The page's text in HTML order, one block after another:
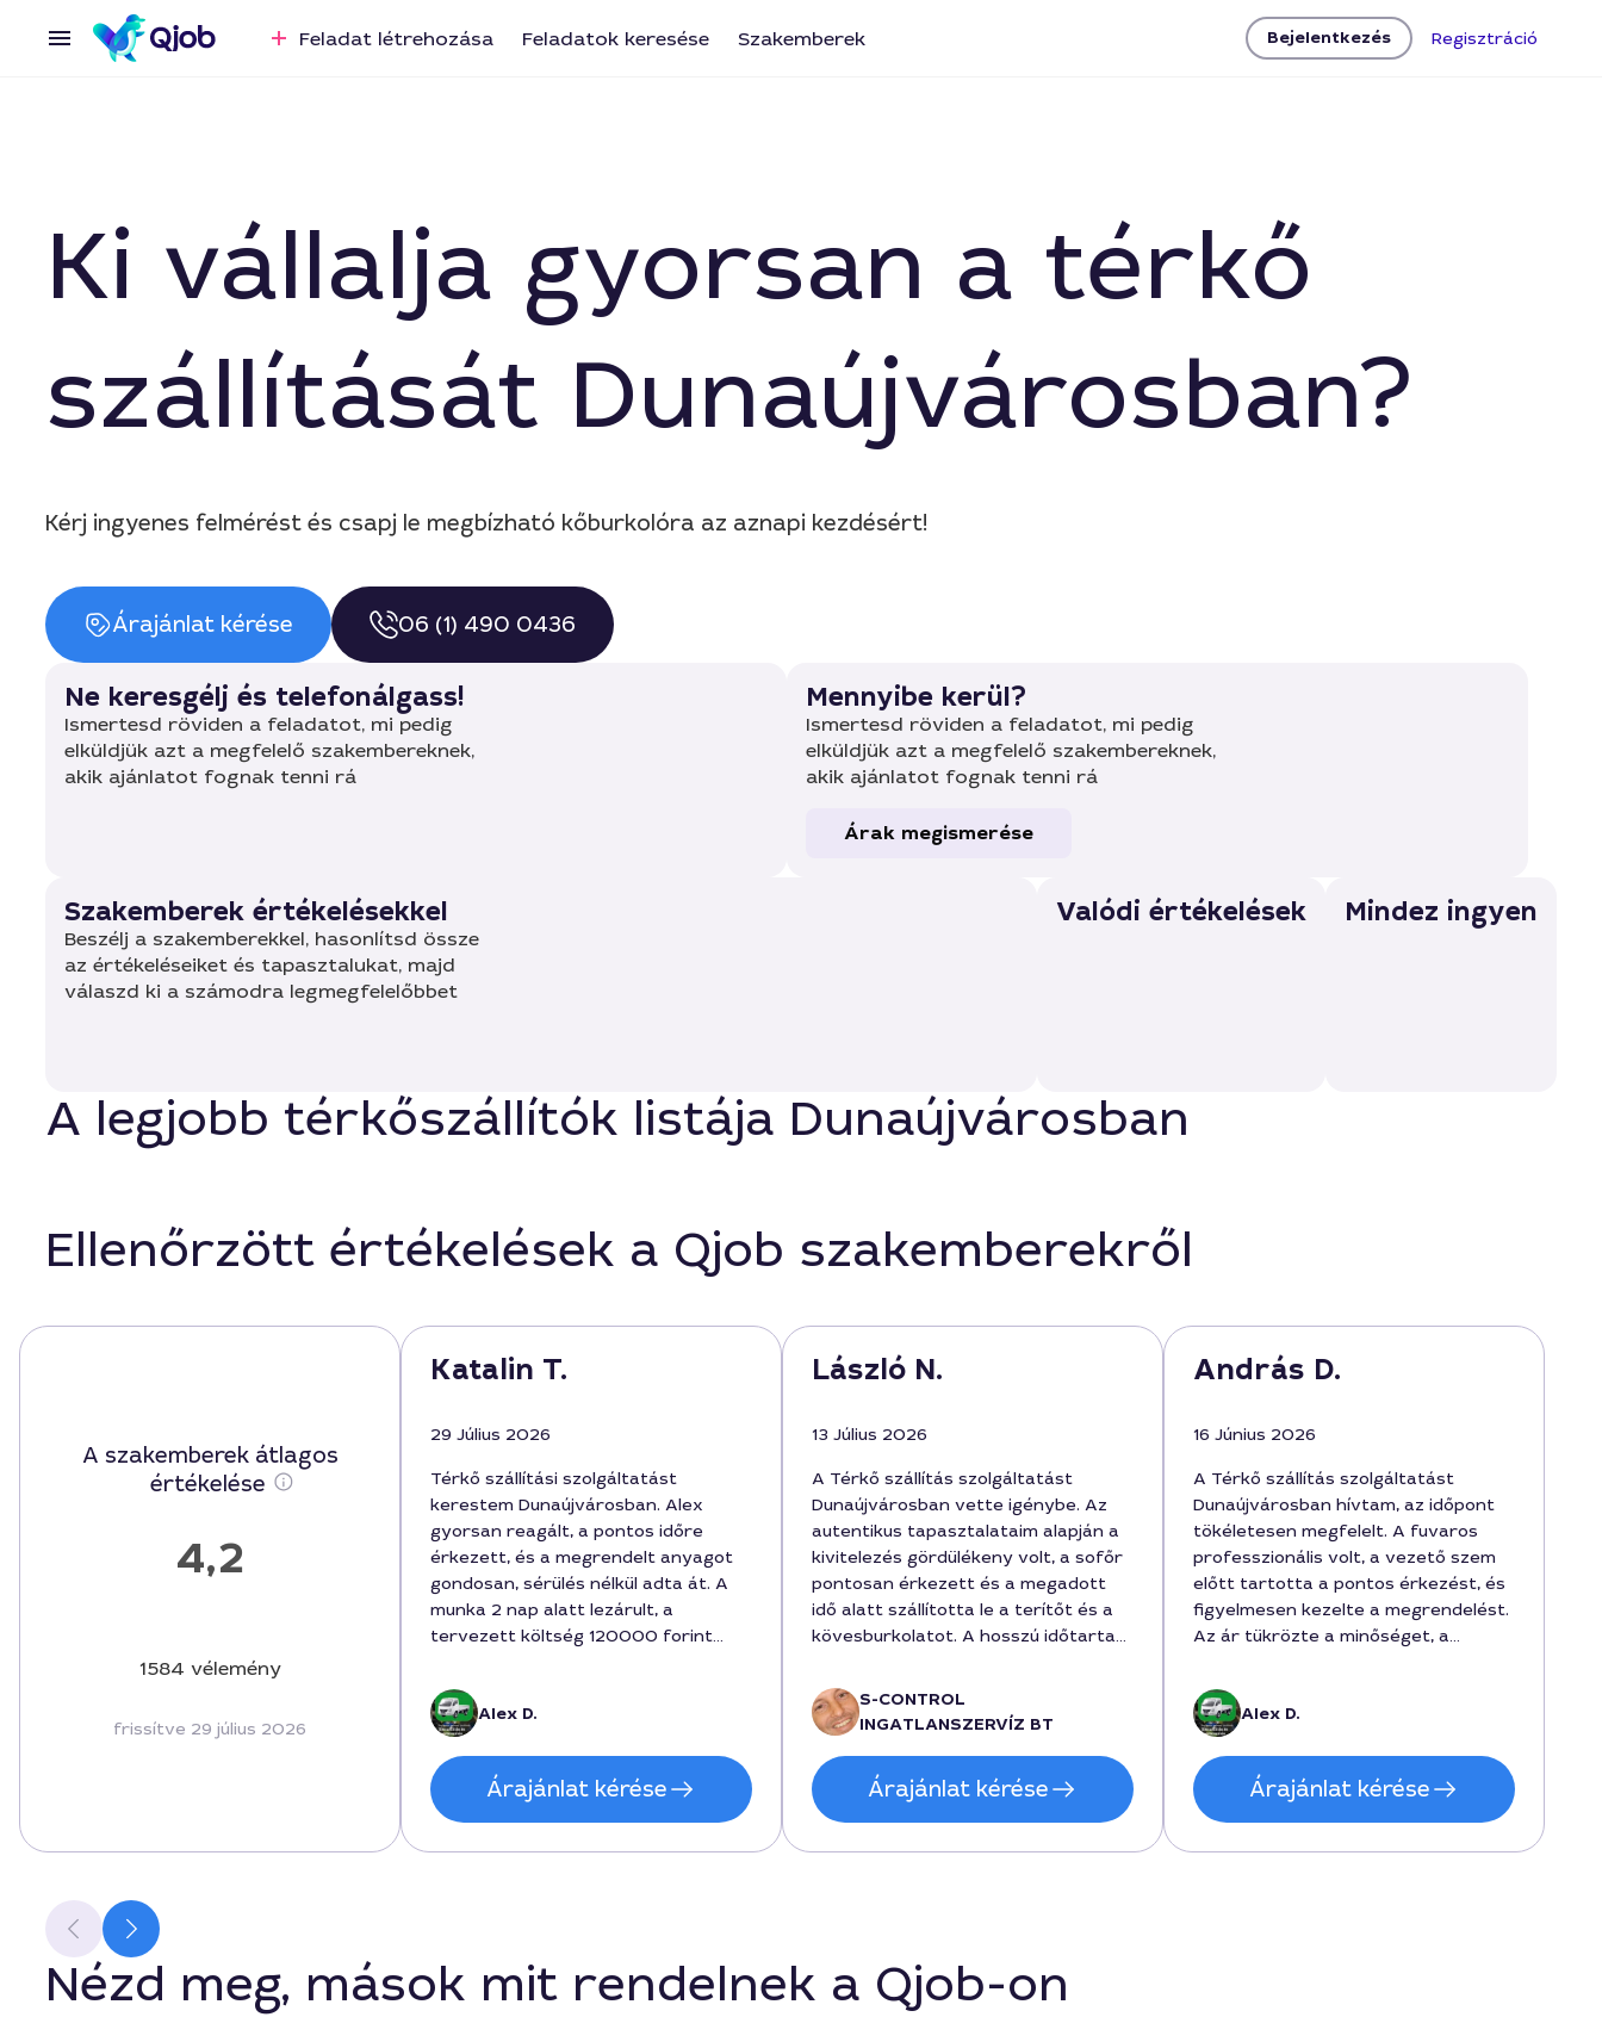
Feladat létrehozása Feladatok keresése Szakemberek Bejelentkezés Regisztráció
Ki vállalja gyorsan a térkő
szállítását Dunaújvárosban?
Kérj ingyenes felmérést és csapj le megbízható kőburkolóra az aznapi kezdésért!
Árajánlat kérése 06 (1) 490 0436
Ne keresgélj és telefonálgass!
Ismertesd röviden a feladatot, mi pedig
elküldjük azt a megfelelő szakembereknek,
akik ajánlatot fognak tenni rá
Mennyibe kerül?
Ismertesd röviden a feladatot, mi pedig
elküldjük azt a megfelelő szakembereknek,
akik ajánlatot fognak tenni rá
Árak megismerése
Szakemberek értékelésekkel
Beszélj a szakemberekkel, hasonlítsd össze
az értékeléseiket és tapasztalukat, majd
válaszd ki a számodra legmegfelelőbbet
Valódi értékelések Mindez ingyen
A legjobb térkőszállítók listája Dunaújvárosban
Ellenőrzött értékelések a Qjob szakemberekről
A szakemberek átlagos
értékelése
4,2
1584 vélemény
frissítve 29 július 2026
Katalin T.
29 Július 2026
Térkő szállítási szolgáltatást
kerestem Dunaújvárosban. Alex
gyorsan reagált, a pontos időre
érkezett, és a megrendelt anyagot
gondosan, sérülés nélkül adta át. A
munka 2 nap alatt lezárult, a
tervezett költség 120000 forint
lerakáshoz is. Az egész folyamat
gördülékeny volt, a kapcsolattartás
rendkívül kedves és professzionális
volt.
Alex D.
Árajánlat kérése
László N.
13 Július 2026
A Térkő szállítás szolgáltatást
Dunaújvárosban vette igénybe. Az
autentikus tapasztalataim alapján a
kivitelezés gördülékeny volt, a sofőr
pontosan érkezett és a megadott
idő alatt szállította le a terítőt és a
kövesburkolatot. A hosszú időtartam
árat, összeg nettó 210000 forint
körül mozdult. Segítség, barátságos
kommunikáció, és a termékek
minősége is megfelelő, 3. színben
került kiszállításra a megbeszélt
napon.
S-CONTROL
INGATLANSZERVÍZ BT
Árajánlat kérése
András D.
16 Június 2026
A Térkő szállítás szolgáltatást
Dunaújvárosban hívtam, az időpont
tökéletesen megfelelt. A fuvaros
professzionális volt, a vezető szem
előtt tartotta a pontos érkezést, és
figyelmesen kezelte a megrendelést.
Az ár tükrözte a minőséget, a
és a környezetvédelem sem maradt
el. Összességében megéri a pénzt, a
cég gyorsan dolgozik, és a
megbízhatóság első osztályú volt.
Döntöttem, mert Alex volt a futár,
aki a favoritom lett a jövőben is. 2
Alex D.
Árajánlat kérése
Nézd meg, mások mit rendelnek a Qjob-on